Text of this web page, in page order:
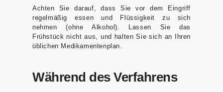
Achten Sie darauf, dass Sie vor dem Eingriff
regelmäßig essen und Flüssigkeit zu sich
nehmen (ohne Alkohol). Lassen Sie das
Frühstück nicht aus, und halten Sie sich an Ihren
üblichen Medikamentenplan.
Während des Verfahrens